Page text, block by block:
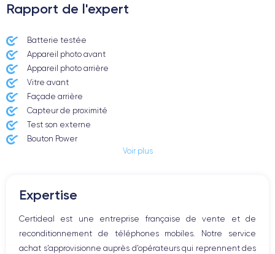
Rapport de l'expert
Batterie testée
Appareil photo avant
Appareil photo arrière ​
Vitre avant ​
Façade arrière
Capteur de proximité
Test son externe
Bouton Power
Haut parleur
Bouton Home
Bluetooth
WiFi
Voir plus
Expertise
Certideal est une entreprise française de vente et de
reconditionnement de téléphones mobiles. Notre service
achat s’approvisionne auprès d’opérateurs qui reprennent des